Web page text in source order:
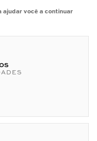
ajudar você a continuar